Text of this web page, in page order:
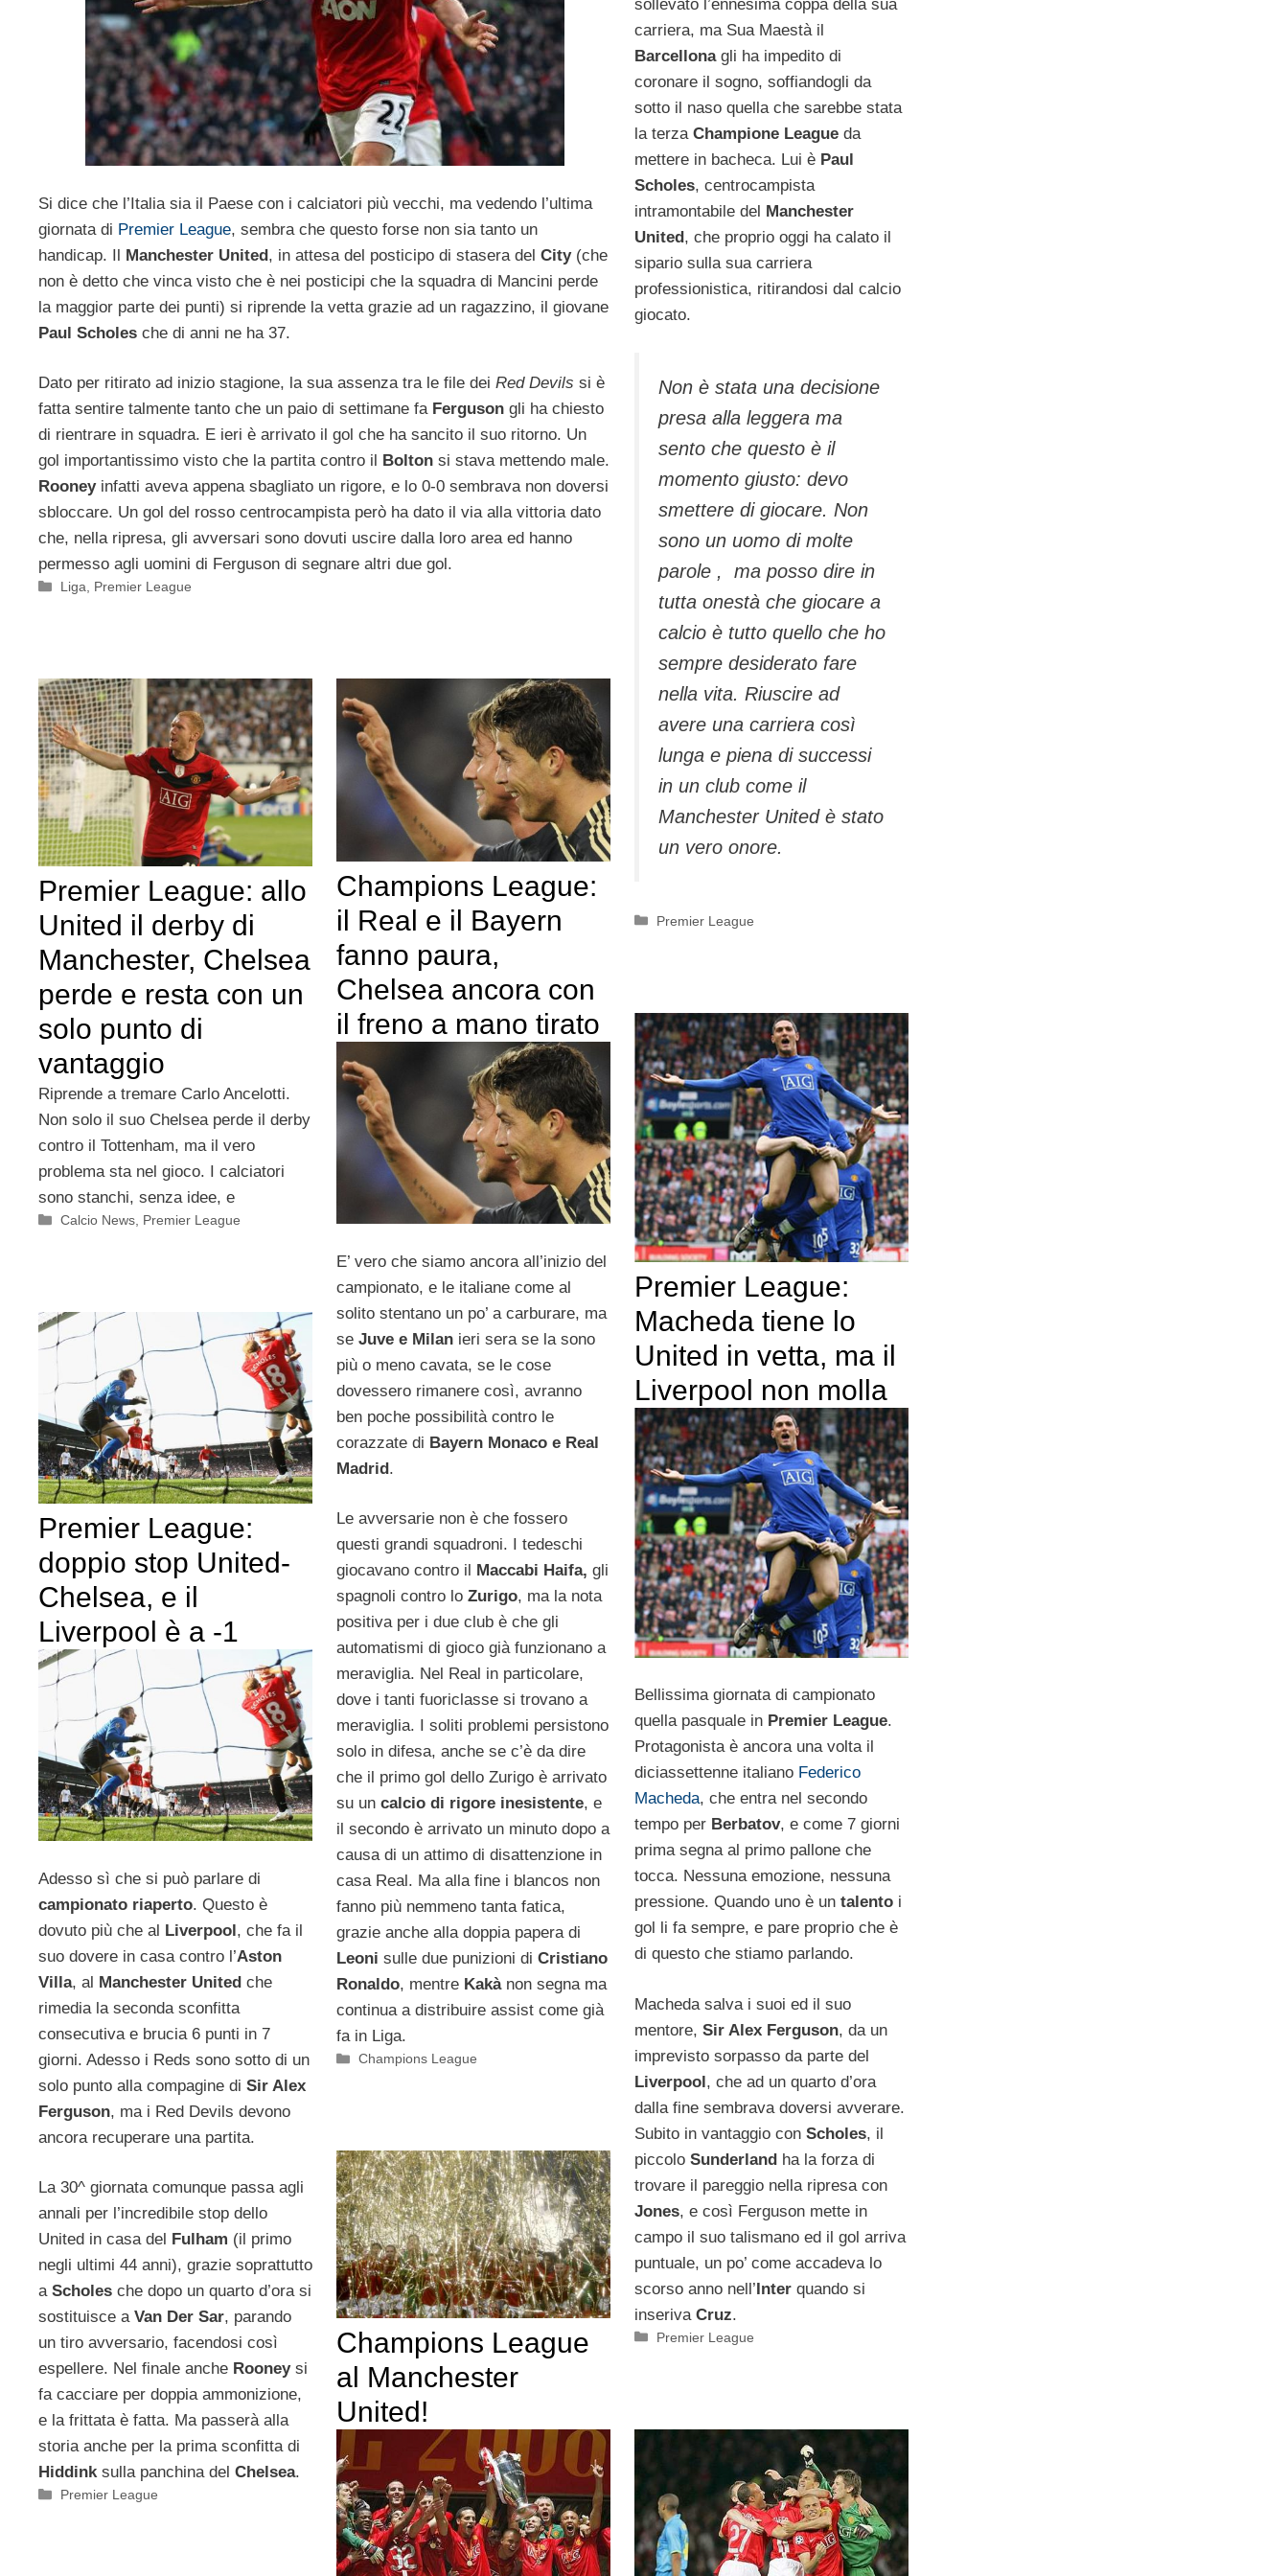
Si dice che l’Italia sia il Paese con i calciatori più vecchi, ma vedendo l’ultima
giornata di Premier League, sembra che questo forse non sia tanto un
handicap. Il Manchester United, in attesa del posticipo di stasera del City(che
non è detto che vinca visto che è nei posticipi che la squadra di Mancini perde
la maggior parte dei punti) si riprende la vetta grazie ad un ragazzino, il giovane
Paul Scholes che di anni ne ha 37.
Dato per ritirato ad inizio stagione, la sua assenza tra le file dei Red Devils si è
fatta sentire talmente tanto che un paio di settimane fa Ferguson gli ha chiesto
di rientrare in squadra. E ieri è arrivato il gol che ha sancito il suo ritorno. Un
gol importantissimo visto che la partita contro il Bolton si stava mettendo male.
Rooneyinfatti aveva appena sbagliato un rigore, e lo 0-0 sembrava non doversi
sbloccare. Un gol del rosso centrocampista però ha dato il via alla vittoria dato
che, nella ripresa, gli avversari sono dovuti uscire dalla loro area ed hanno
permesso agli uomini di Ferguson di segnare altri due gol.
Categorie
Liga Premier League
sollevato l’ennesima coppa della sua
carriera, ma Sua Maestà il
Barcellonagli ha impedito di
coronare il sogno, soffiandogli da
sotto il naso quella che sarebbe stata
la terza Champione Leagueda
mettere in bacheca. Lui è Paul
Scholes, centrocampista
intramontabile del
Manchester
United , che proprio oggi ha calato il
sipario sulla sua carriera
professionistica, ritirandosi dal calcio
giocato.
Non è stata una decisione
presa alla leggera ma
sento che questo è il
momento giusto: devo
smettere di giocare. Non
sono un uomo di molte
parole , ma posso dire in
tutta onestà che giocare a
calcio è tutto quello che ho
sempre desiderato fare
nella vita. Riuscire ad
avere una carriera così
lunga e piena di successi
in un club come il
Manchester United è stato
un vero onore.
Categorie
Premier League
Premier League: allo
United il derby di
Manchester, Chelsea
perde e resta con un
solo punto di
vantaggio
Riprende a tremare Carlo Ancelotti.
Non solo il suo Chelsea perde il derby
contro il Tottenham, ma il vero
problema sta nel gioco. I calciatori
sono stanchi, senza idee, e
Categorie
Calcio News Premier League
Champions League:
il Real e il Bayern
fanno paura,
Chelsea ancora con
il freno a mano tirato
E’ vero che siamo ancora all’inizio del
campionato, e le italiane come al
solito stentano un po’ a carburare, ma
se Juve e Milanieri sera se la sono
più o meno cavata, se le cose
dovessero rimanere così, avranno
ben poche possibilità contro le
corazzate di Bayern Monaco e Real
Madrid.
Le avversarie non è che fossero
questi grandi squadroni. I tedeschi
giocavano contro il
Maccabi Haifa, gli
spagnoli contro lo Zurigo, ma la nota
positiva per i due club è che gli
automatismi di gioco già funzionano a
meraviglia. Nel Real in particolare,
dove i tanti fuoriclasse si trovano a
meraviglia. I soliti problemi persistono
solo in difesa, anche se c’è da dire
che il primo gol dello Zurigo è arrivato
su un calcio di rigore inesistente, e
il secondo è arrivato un minuto dopo a
causa di un attimo di disattenzione in
casa Real. Ma alla fine i blancos non
fanno più nemmeno tanta fatica,
grazie anche alla doppia papera di
Leoni sulle due punizioni di Cristiano
Ronaldo, mentre Kakà non segna ma
continua a distribuire assist come già
fa in Liga.
Categorie
Champions League
Premier League:
Macheda tiene lo
United in vetta, ma il
Liverpool non molla
Bellissima giornata di campionato
quella pasquale in Premier League.
Protagonista è ancora una volta il
diciassettenne italiano Federico
Macheda, che entra nel secondo
tempo per Berbatov, e come 7 giorni
prima segna al primo pallone che
tocca. Nessuna emozione, nessuna
pressione. Quando uno è un talento i
gol li fa sempre, e pare proprio che è
di questo che stiamo parlando.
Macheda salva i suoi ed il suo
mentore, Sir Alex Ferguson, da un
imprevisto sorpasso da parte del
Liverpool, che ad un quarto d’ora
dalla fine sembrava doversi avverare.
Subito in vantaggio con Scholes, il
piccolo Sunderland ha la forza di
trovare il pareggio nella ripresa con
Jones, e così Ferguson mette in
campo il suo talismano ed il gol arriva
puntuale, un po’ come accadeva lo
scorso anno nell’Inter quando si
inseriva Cruz.
Categorie
Premier League
Premier League:
doppio stop United-
Chelsea, e il
Liverpool è a -1
Adesso sì che si può parlare di
campionato riaperto. Questo è
dovuto più che al Liverpool, che fa il
suo dovere in casa contro l’Aston
Villa, al Manchester United che
rimedia la seconda sconfitta
consecutiva e brucia 6 punti in 7
giorni. Adesso i Reds sono sotto di un
solo punto alla compagine di Sir Alex
Ferguson, ma i Red Devils devono
ancora recuperare una partita.
La 30^ giornata comunque passa agli
annali per l’incredibile stop dello
United in casa del Fulham (il primo
negli ultimi 44 anni), grazie soprattutto
a Scholes che dopo un quarto d’ora si
sostituisce a Van Der Sar, parando
un tiro avversario, facendosi così
espellere. Nel finale anche Rooney si
fa cacciare per doppia ammonizione,
e la frittata è fatta. Ma passerà alla
storia anche per la prima sconfitta di
Hiddink sulla panchina del Chelsea.
Categorie
Premier League
Champions League
al Manchester
United!